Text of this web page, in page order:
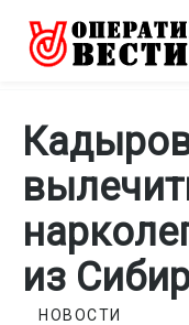
из
НОВОСТИ